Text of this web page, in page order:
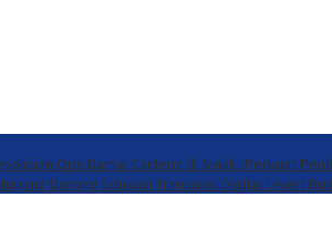
Ops Damai Cartenz di Sinak, Perkuat
Dorong Edukasi Transaksi Digital Lewat